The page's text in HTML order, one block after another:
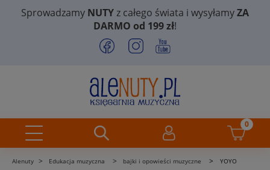
Sprowadzamy NUTYz całego świata i wysyłamyZA
DARMO od 199 zł!
Alenuty > Edukacja muzyczna > bajki i opowieści muzyczne >
YOYO